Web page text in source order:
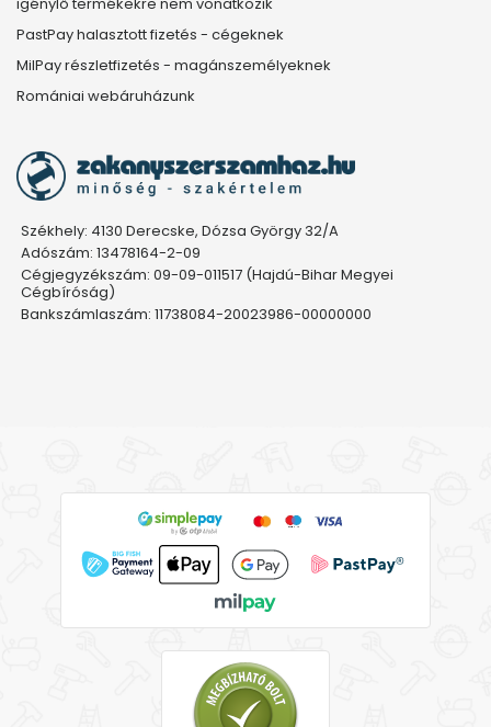
PastPay halasztott fizetés - cégeknek
MilPay részletfizetés - magánszemélyeknek
Romániai webáruházunk
Székhely: 4130 Derecske, Dózsa György 32/A
Adószám: 13478164-2-09
Cégjegyzékszám: 09-09-011517 (Hajdú-Bihar Megyei
Cégbíróság)
Bankszámlaszám: 11738084-20023986-00000000